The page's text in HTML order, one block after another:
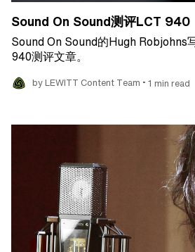
Sound On Sound测评LCT 940
Sound On Sound的Hugh Robjohns
940测评文章。
by LEWITT Content Team • 1 min read